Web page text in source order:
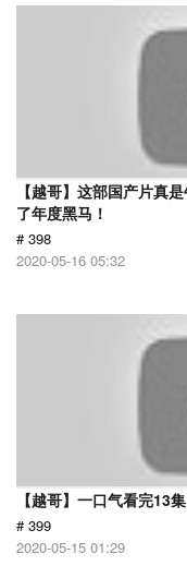
【越哥】这部国产片真
了年度黑马！
# 398
2020-05-16 05:32
【越哥】一口气看完13
# 399
2020-05-15 01:29